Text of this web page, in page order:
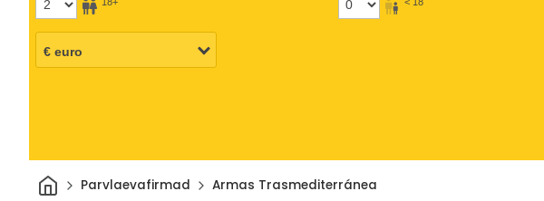
Avaleht
Parvlaevafirmad Armas Trasmediterránea